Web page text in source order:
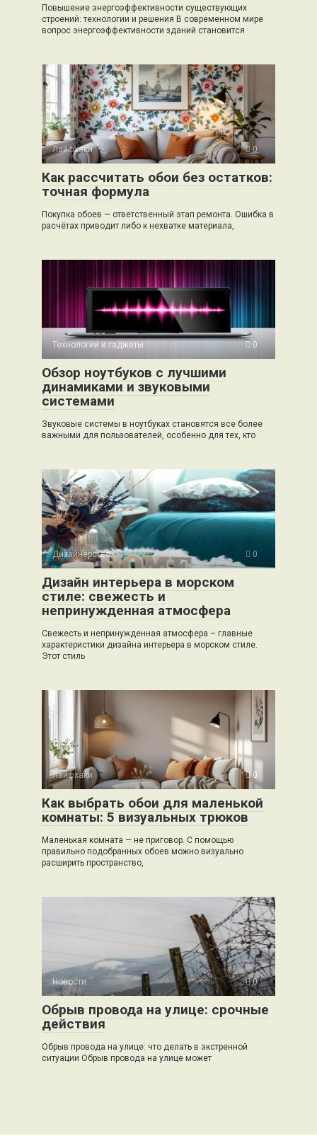
Повышение энергоэффективности существующих
строений: технологии и решения В современном мире
вопрос энергоэффективности зданий становится
Лайфхаки 0
Как рассчитать обои без остатков:
точная формула
Покупка обоев — ответственный этап ремонта. Ошибка в
расчётах приводит либо к нехватке материала,
Технологии и гаджеты 0
Обзор ноутбуков с лучшими
динамиками и звуковыми
системами
Звуковые системы в ноутбуках становятся все более
важными для пользователей, особенно для тех, кто
Дизайнерство 0
Дизайн интерьера в морском
стиле: свежесть и
непринужденная атмосфера
Свежесть и непринужденная атмосфера – главные
характеристики дизайна интерьера в морском стиле.
Этот стиль
Лайфхаки 0
Как выбрать обои для маленькой
комнаты: 5 визуальных трюков
Маленькая комната — не приговор. С помощью
правильно подобранных обоев можно визуально
расширить пространство,
Новости 0
Обрыв провода на улице: срочные
действия
Обрыв провода на улице: что делать в экстренной
ситуации Обрыв провода на улице может